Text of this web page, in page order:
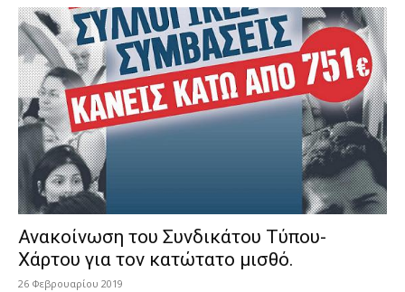
Ανακοίνωση του Συνδικάτου Τύπου-
Χάρτου για τον κατώτατο μισθό.
26 Φεβρουαρίου 2019